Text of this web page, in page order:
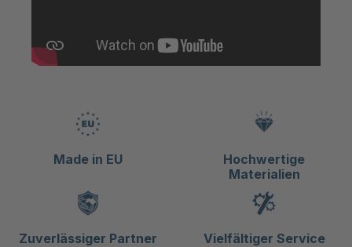
Made in EU
Hochwertige
Materialien
Zuverlässiger Partner Vielfältiger Service